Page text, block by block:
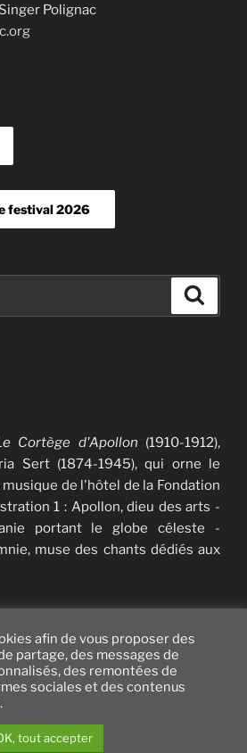
Polignac
festival 2026
Cortège d'Apollon (1910-1912),
Sert (1874-1945), qui orne le
de l'hôtel de la Fondation
1 : Apollon, dieu des arts -
portant le globe céleste -
muse des chants dédiés aux
instagramYouTube
WordPress
afin de vous proposer des
partage, des messages de
des remontées de
sociales et des contenus
tout accepter